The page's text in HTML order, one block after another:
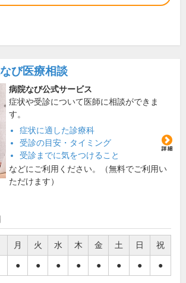
び医療相談
病院なび公式サービス
症状や受診について医師に相談ができま
す。
症状に適した診療科
受診の目安・タイミング
受診までに気をつけること
などにご利用ください。（無料でご利用い
ただけます）
月 火 水 木 金 土 日 祝
● ● ● ● ● ● ● ●